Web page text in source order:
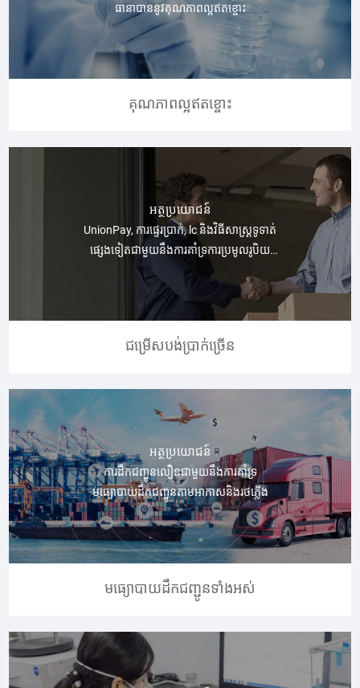
ធានាបាននូវគុណភាពល្អឥតខ្ចោះ
គុណភាពល្អឥតខ្ចោះ
អត្ថប្រយោជន៍
UnionPay, ការផ្ទេរប្រាក់, lc និងវិធីសាស្ត្រទូទាត់
ផ្សេងទៀតជាមួយនឹងការគាំទ្រការប្រមូលរូបិយ
ប័ណ្ណពហុរូបិយប័ណ្ណ
ជម្រើសបង់ប្រាក់ច្រើន
អត្ថប្រយោជន៍
ការដឹកជញ្ជូនលឿនជាមួយនឹងការគាំទ្រ
មធ្យោបាយដឹកជញ្ជូនតាមអាកាសនិងរថភ្លើង
មធ្យោបាយដឹកជញ្ជូនទាំងអស់